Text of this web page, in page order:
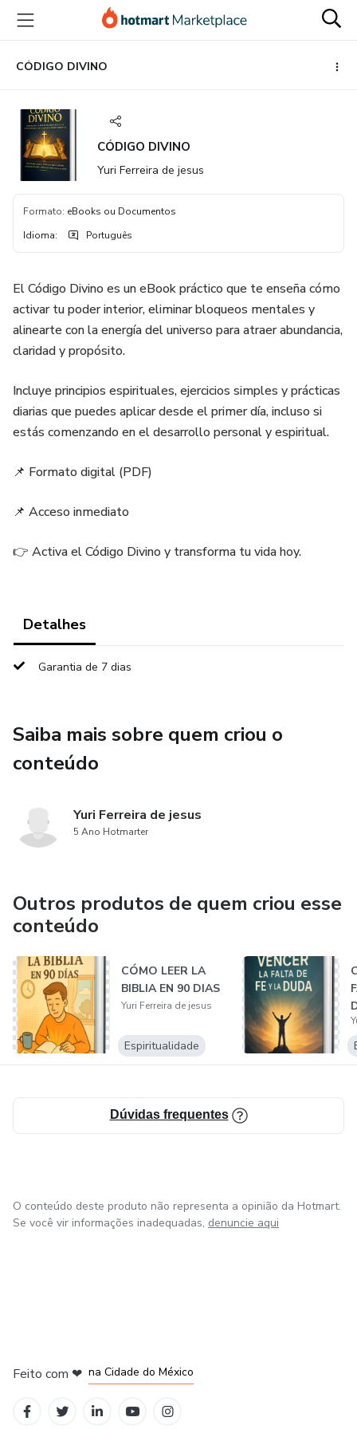
para
conteúdo
principal
para
pagamento
para
rodapé
CÓDIGO DIVINO
CÓDIGO DIVINO
Yuri Ferreira de jesus
Formato: eBooks ou Documentos
Idioma: Português
El Código Divino es un eBook práctico que te enseña cómo
activar tu poder interior, eliminar bloqueos mentales y
alinearte con la energía del universo para atraer abundancia,
claridad y propósito.
Incluye principios espirituales, ejercicios simples y prácticas
diarias que puedes aplicar desde el primer día, incluso si
estás comenzando en el desarrollo personal y espiritual.
📌 Formato digital (PDF)
📌 Acceso inmediato
👉 Activa el Código Divino y transforma tu vida hoy.
Detalhes
Garantia de 7 dias
Saiba mais sobre quem criou o
conteúdo
Yuri Ferreira de jesus
5 Ano Hotmarter
Outros produtos de quem criou esse
conteúdo
CÓMO LEER LA
BIBLIA EN 90 DIAS
Yuri Ferreira de jesus
Espiritualidade
Dúvidas frequentes
O conteúdo deste produto não representa a opinião da Hotmart.
Se você vir informações inadequadas, denuncie aqui
Feito com ❤ na Cidade do México